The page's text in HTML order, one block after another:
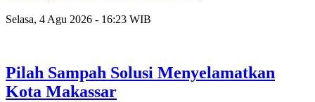
Selasa, 4 Agu 2026 - 16:23 WIB
Pilah Sampah Solusi Menyelamatkan
Kota Makassar